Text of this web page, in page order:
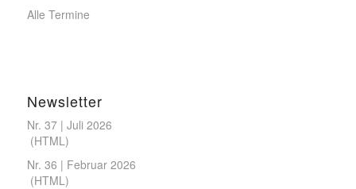
Alle Termine
Newsletter
Nr. 37 | Juli 2026
(HTML )
Nr. 36 | Februar 2026
(HTML )